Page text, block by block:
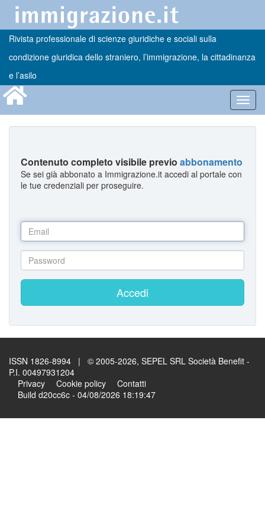
Rivista professionale di scienze giuridiche e sociali sulla
condizione giuridica dello straniero, l’immigrazione, la cittadinanza
e l’asilo
Contenuto completo visibile previo abbonamento
Se sei già abbonato a Immigrazione.it accedi al portale con
le tue credenziali per proseguire.
Accedi
ISSN 1826-8994 | © 2005-2026, SEPEL SRL Società Benefit -
P.I. 00497931204
Privacy
Cookie policy
Contatti
Build d20cc6c - 04/08/2026 18:19:47